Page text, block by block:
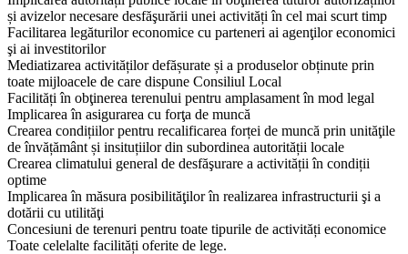
și avizelor necesare desfăşurării unei activități în cel mai scurt timp
Facilitarea legăturilor economice cu parteneri ai agenţilor economici
şi ai investitorilor
Mediatizarea activităților defășurate și a produselor obținute prin
toate mijloacele de care dispune Consiliul Local
Facilități în obţinerea terenului pentru amplasament în mod legal
Implicarea în asigurarea cu forţa de muncă
Crearea condițiilor pentru recalificarea forței de muncă prin unităţile
de învățământ și insituțiilor din subordinea autorității locale
Crearea climatului general de desfăşurare a activității în condiții
optime
Implicarea în măsura posibilităţilor în realizarea infrastructurii şi a
dotării cu utilităţi
Concesiuni de terenuri pentru toate tipurile de activități economice
​Toate celelalte facilități oferite de lege.